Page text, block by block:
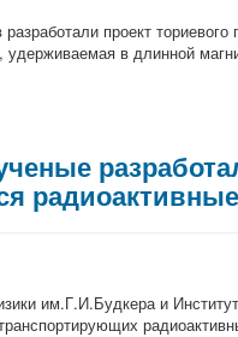
проект
удерживаемая в длинной
им.Г.И.Будкера и